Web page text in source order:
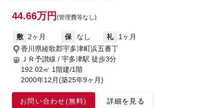
44.66万円 (管理費等なし)
敷 2ヶ月 保 なし 礼
1ヶ月
香川県綾歌郡宇多津町浜五番丁
ＪＲ予讃線 / 宇多津駅 徒歩3分
192.02㎡ 1階建/1階
2000年12月(築25年9ヶ月)
お問い合わせ(無料) 詳細を見る